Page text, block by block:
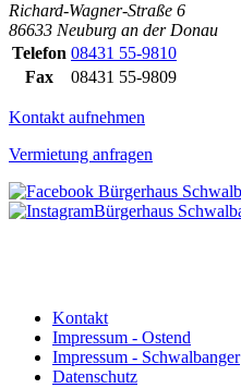
Richard-Wagner-Straße 6
86633 Neuburg an der Donau
Telefon 08431 55-9810
Fax
08431 55-9809
Kontakt aufnehmen
Vermietung anfragen
Kontakt
Impressum - Ostend
Impressum - Schwalbanger
Datenschutz